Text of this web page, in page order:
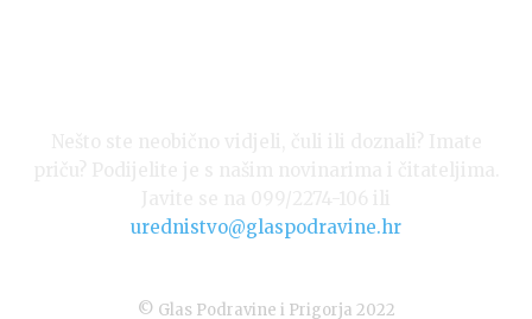
urednistvo@glaspodravine.hr
© Glas Podravine i Prigorja 2022